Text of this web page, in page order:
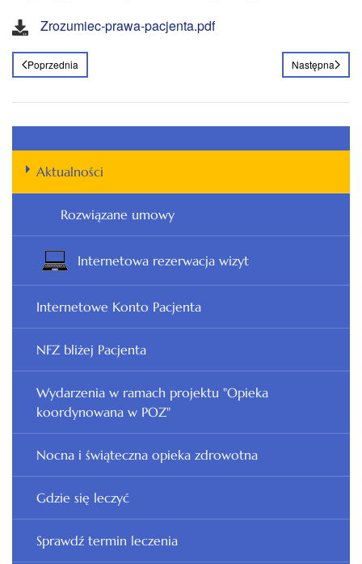
Zrozumiec-prawa-pacjenta.pdf
Poprzednia Następna
Aktualności
Rozwiązane umowy
Internetowa rezerwacja wizyt
Internetowe Konto Pacjenta
NFZ bliżej Pacjenta
Wydarzenia w ramach projektu "Opieka
koordynowana w POZ"
Nocna i świąteczna opieka zdrowotna
Gdzie się leczyć
Sprawdź termin leczenia